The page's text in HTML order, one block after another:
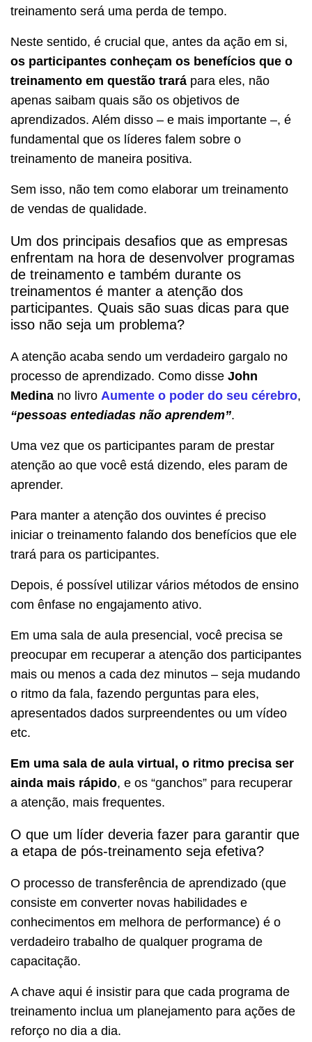
treinamento será uma perda de tempo.
Neste sentido, é crucial que, antes da ação em si,
os participantes conheçam os benefícios que o
treinamento em questão trará para eles, não
apenas saibam quais são os objetivos de
aprendizados. Além disso – e mais importante –, é
fundamental que os líderes falem sobre o
treinamento de maneira positiva.
Sem isso, não tem como elaborar um treinamento
de vendas de qualidade.
Um dos principais desafios que as empresas
enfrentam na hora de desenvolver programas
de treinamento e também durante os
treinamentos é manter a atenção dos
participantes. Quais são suas dicas para que
isso não seja um problema?
A atenção acaba sendo um verdadeiro gargalo no
processo de aprendizado. Como disse John
Medina no livro Aumente o poder do seu cérebro,
“pessoas entediadas não aprendem”.
Uma vez que os participantes param de prestar
atenção ao que você está dizendo, eles param de
aprender.
Para manter a atenção dos ouvintes é preciso
iniciar o treinamento falando dos benefícios que ele
trará para os participantes.
Depois, é possível utilizar vários métodos de ensino
com ênfase no engajamento ativo.
Em uma sala de aula presencial, você precisa se
preocupar em recuperar a atenção dos participantes
mais ou menos a cada dez minutos – seja mudando
o ritmo da fala, fazendo perguntas para eles,
apresentados dados surpreendentes ou um vídeo
etc.
Em uma sala de aula virtual, o ritmo precisa ser
ainda mais rápido, e os “ganchos” para recuperar
a atenção, mais frequentes.
O que um líder deveria fazer para garantir que
a etapa de pós-treinamento seja efetiva?
O processo de transferência de aprendizado (que
consiste em converter novas habilidades e
conhecimentos em melhora de performance) é o
verdadeiro trabalho de qualquer programa de
capacitação.
A chave aqui é insistir para que cada programa de
treinamento inclua um planejamento para ações de
reforço no dia a dia.